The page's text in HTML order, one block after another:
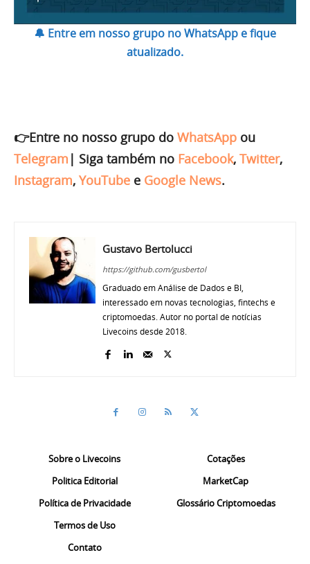
🔔 Entre em nosso grupo no WhatsApp e fique
atualizado.
👉Entre no nosso grupo do WhatsApp ou
Telegram | Siga também no Facebook, Twitter,
Instagram, YouTube e Google News.
Gustavo Bertolucci
https://github.com/gusbertol
Graduado em Análise de Dados e BI,
interessado em novas tecnologias, fintechs e
criptomoedas. Autor no portal de notícias
Livecoins desde 2018.
Sobre o Livecoins
Politica Editorial
Política de Privacidade
Termos de Uso
Contato
Cotações
MarketCap
Glossário Criptomoedas